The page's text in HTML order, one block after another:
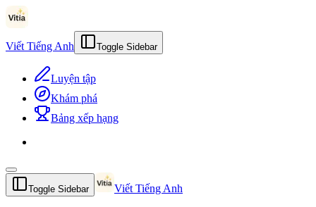
Viết Tiếng Anh Toggle Sidebar
Luyện tập
Khám phá
Bảng xếp hạng
Toggle Sidebar Viết Tiếng Anh